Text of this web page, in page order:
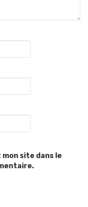
site dans le